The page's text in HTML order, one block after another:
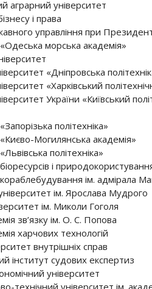
аграрний університет
і права
управління при
морська академія»
«Дніпровська
«Харківський
України «Київський
політехніка»
Могилянська академія»
політехніка»
і
ім. адмірала
ім. Ярослава Мудрого
ім. Миколи Гоголя
зв’язку ім. О. С. Попова
харчових технологій
внутрішніх справ
інститут судових експертиз
університет
університет ім.